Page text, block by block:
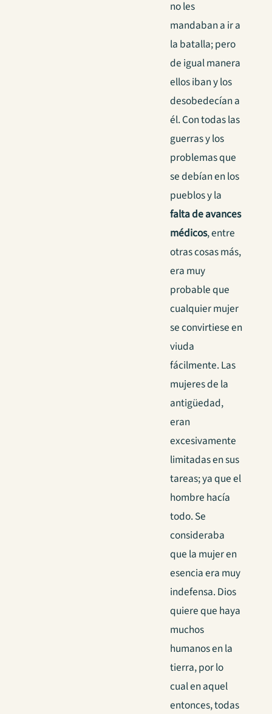
no les
mandaban a ir a
la batalla; pero
de igual manera
ellos iban y los
desobedecían a
él. Con todas las
guerras y los
problemas que
se debían en los
pueblos y la
falta de avances
médicos, entre
otras cosas más,
era muy
probable que
cualquier mujer
se convirtiese en
viuda
fácilmente. Las
mujeres de la
antigüedad,
eran
excesivamente
limitadas en sus
tareas; ya que el
hombre hacía
todo. Se
consideraba
que la mujer en
esencia era muy
indefensa. Dios
quiere que haya
muchos
humanos en la
tierra, por lo
cual en aquel
entonces, todas